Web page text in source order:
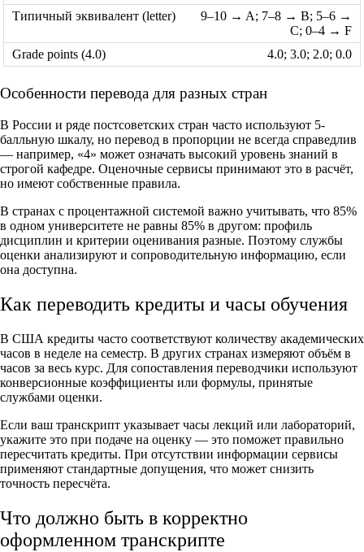
9–10 → A; 7–8 → B; 5–6 →
C; 0–4 → F
4.0; 3.0; 2.0; 0.0
Особенности перевода для разных стран
В России и ряде постсоветских стран часто используют 5-
балльную шкалу, но перевод в пропорции не всегда справедлив
— например, «4» может означать высокий уровень знаний в
строгой кафедре. Оценочные сервисы принимают это в расчёт,
но имеют собственные правила.
В странах с процентажной системой важно учитывать, что 85%
в одном университете не равны 85% в другом: профиль
дисциплин и критерии оценивания разные. Поэтому службы
оценки анализируют и сопроводительную информацию, если
она доступна.
Как переводить кредиты и часы обучения
В США кредиты часто соответствуют количеству академических
часов в неделе на семестр. В других странах измеряют объём в
часов за весь курс. Для сопоставления переводчики используют
конверсионные коэффициенты или формулы, принятые
службами оценки.
Если ваш транскрипт указывает часы лекций или лабораторий,
укажите это при подаче на оценку — это поможет правильно
пересчитать кредиты. При отсутствии информации сервисы
применяют стандартные допущения, что может снизить
точность пересчёта.
Что должно быть в корректно
оформленном транскрипте